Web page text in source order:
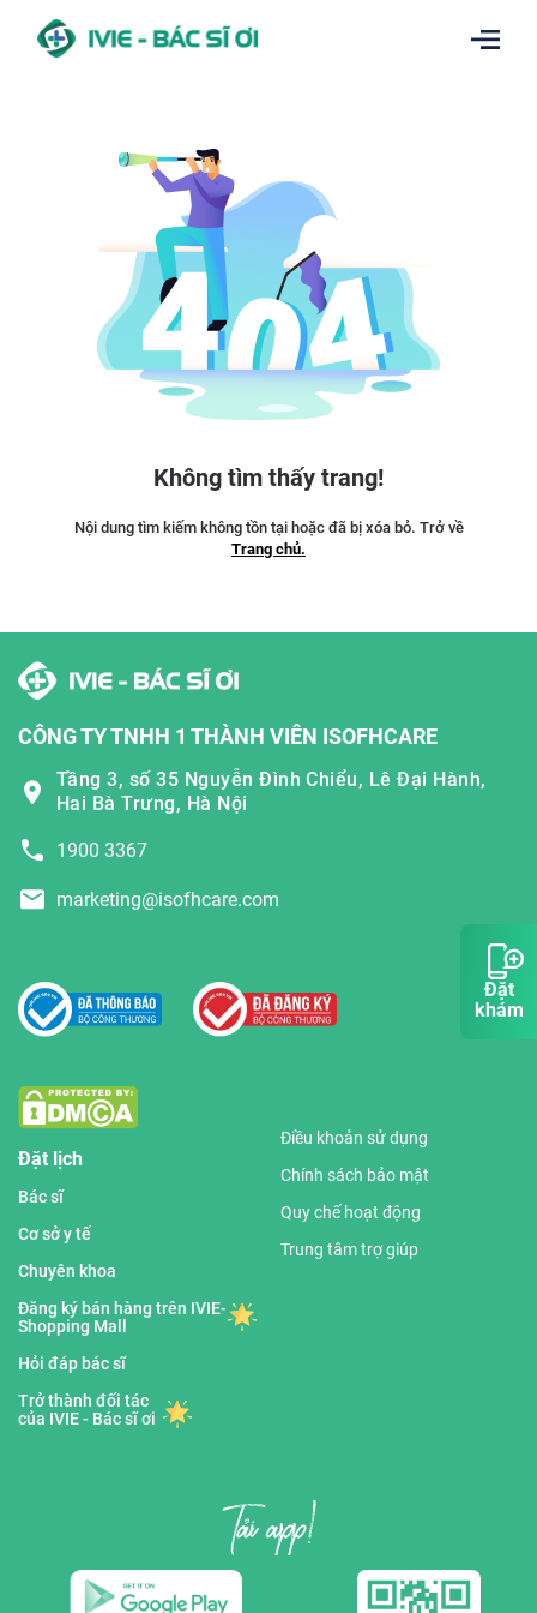
Đặt
khám
Không tìm thấy trang!
Nội dung tìm kiếm không tồn tại hoặc đã bị xóa bỏ. Trở về
Trang chủ.
CÔNG TY TNHH 1 THÀNH VIÊN ISOFHCARE
Tầng 3, số 35 Nguyễn Đình Chiểu, Lê Đại Hành,
Hai Bà Trưng, Hà Nội
1900 3367
marketing@isofhcare.com
Đặt lịch
Bác sĩ
Cơ sở y tế
Chuyên khoa
Đăng ký bán hàng trên IVIE-
Shopping Mall
Hỏi đáp bác sĩ
Trở thành đối tác
của IVIE - Bác sĩ ơi
Điều khoản sử dụng
Chính sách bảo mật
Quy chế hoạt động
Trung tâm trợ giúp